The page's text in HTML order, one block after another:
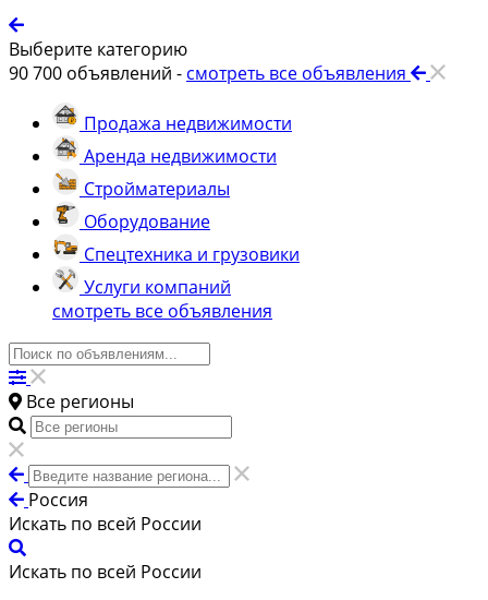
Выберите категорию
90 700 объявлений - смотреть все объявления
Продажа недвижимости
Аренда недвижимости
Стройматериалы
Оборудование
Спецтехника и грузовики
Услуги компаний
смотреть все объявления
Все регионы
Россия
Искать по всей России
Искать по всей России